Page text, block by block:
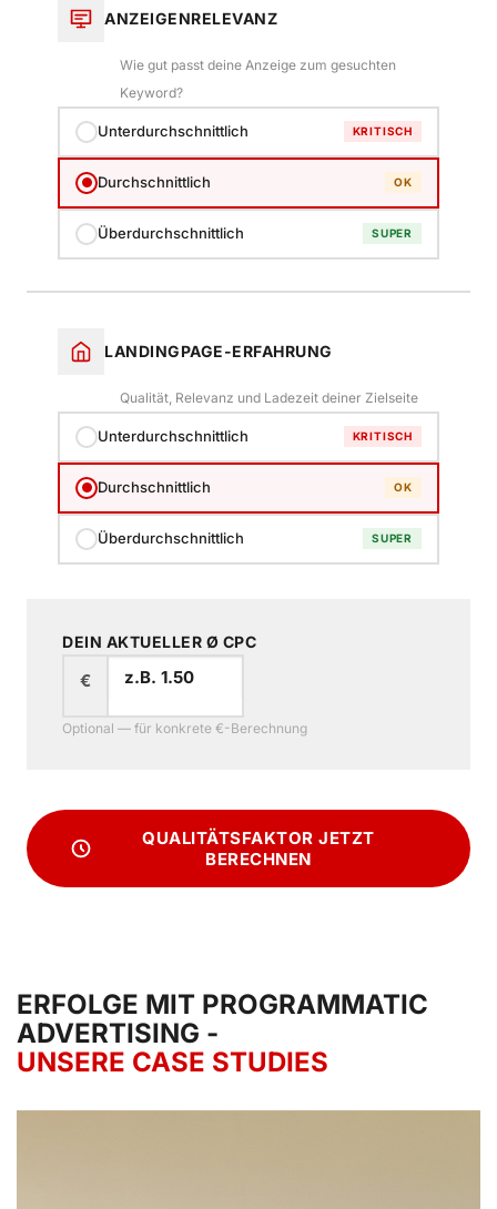
ANZEIGENRELEVANZ
Wie gut passt deine Anzeige zum gesuchten
Keyword?
Unterdurchschnittlich KRITISCH
Durchschnittlich OK
Überdurchschnittlich SUPER
LANDINGPAGE-ERFAHRUNG
Qualität, Relevanz und Ladezeit deiner Zielseite
Unterdurchschnittlich KRITISCH
Durchschnittlich OK
Überdurchschnittlich SUPER
DEIN AKTUELLER Ø CPC
€
Optional — für konkrete €-Berechnung
QUALITÄTSFAKTOR JETZT
BERECHNEN
ERFOLGE MIT PROGRAMMATIC
ADVERTISING -
UNSERE CASE STUDIES